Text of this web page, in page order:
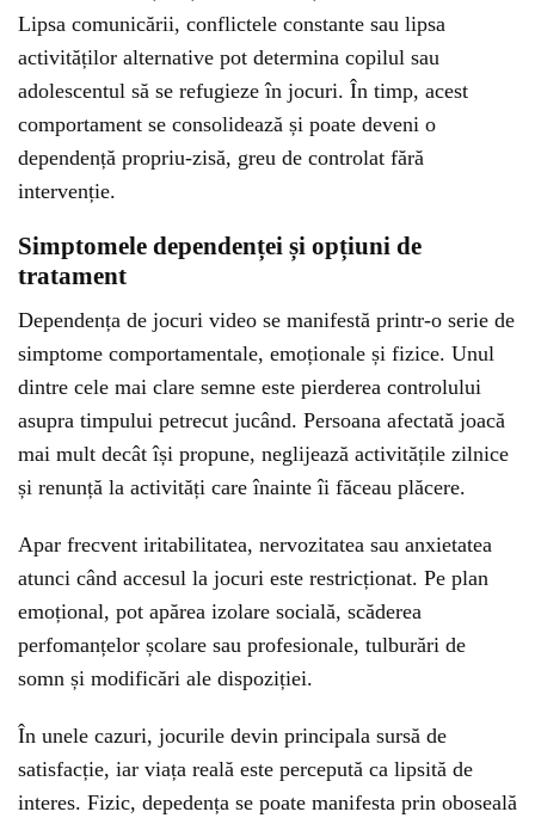
Lipsa comunicării, conflictele constante sau lipsa
activităților alternative pot determina copilul sau
adolescentul să se refugieze în jocuri. În timp, acest
comportament se consolidează și poate deveni o
dependență propriu-zisă, greu de controlat fără
intervenție.
Simptomele dependenței și opțiuni de
tratament
Dependența de jocuri video se manifestă printr-o serie de
simptome comportamentale, emoționale și fizice. Unul
dintre cele mai clare semne este pierderea controlului
asupra timpului petrecut jucând. Persoana afectată joacă
mai mult decât își propune, neglijează activitățile zilnice
și renunță la activități care înainte îi făceau plăcere.
Apar frecvent iritabilitatea, nervozitatea sau anxietatea
atunci când accesul la jocuri este restricționat. Pe plan
emoțional, pot apărea izolare socială, scăderea
perfomanțelor școlare sau profesionale, tulburări de
somn și modificări ale dispoziției.
În unele cazuri, jocurile devin principala sursă de
satisfacție, iar viața reală este percepută ca lipsită de
interes. Fizic, depedența se poate manifesta prin oboseală